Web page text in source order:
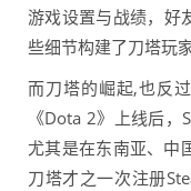
游戏设置与战绩，好
些细节构建了刀塔玩
而刀塔的崛起,也反
《Dota 2》上线后，
尤其是在东南亚、中
刀塔才之一次注册